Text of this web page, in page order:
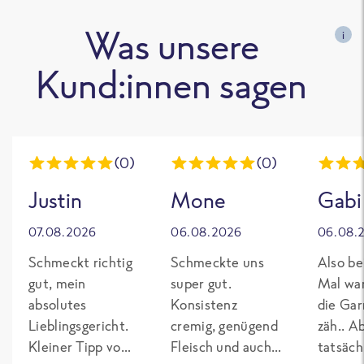
Was unsere
Kund:innen sagen
i
(0)
Justin
07.08.2026
Schmeckt richtig
gut, mein
absolutes
Lieblingsgericht.
Kleiner Tipp von
(0)
Mone
06.08.2026
Schmeckte uns
super gut.
Konsistenz
cremig, genügend
Fleisch und auch
Gabi
Also
Mal
die
zäh..